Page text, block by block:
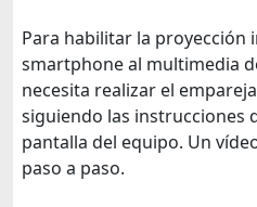
Para habilitar la proyección
smartphone al multimedia
necesita realizar el
siguiendo las instrucciones
pantalla del equipo. Un
paso a paso.